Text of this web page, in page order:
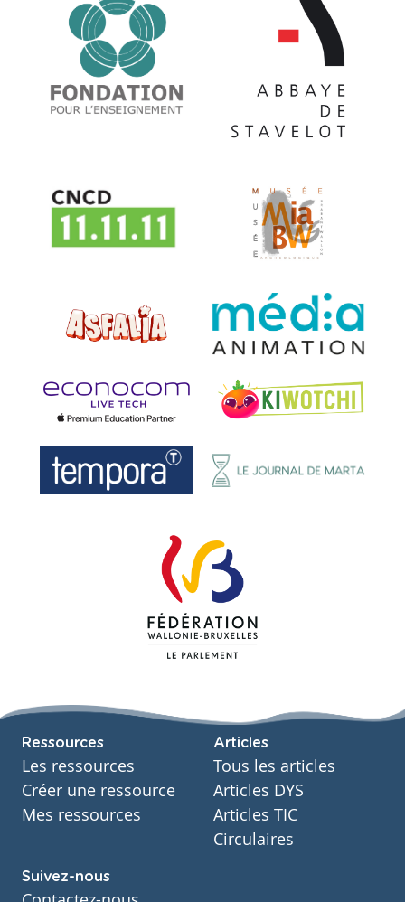
Ressources
Les ressources
Créer une ressource
Mes ressources
Articles
Tous les articles
Articles DYS
Articles TIC
Circulaires
Suivez-nous